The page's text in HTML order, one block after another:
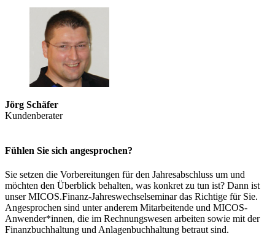
Jörg Schäfer
Kundenberater
Fühlen Sie sich angesprochen?
Sie setzen die Vorbereitungen für den Jahresabschluss um und
möchten den Überblick behalten, was konkret zu tun ist? Dann ist
unser MICOS.Finanz-Jahreswechselseminar das Richtige für Sie.
Angesprochen sind unter anderem Mitarbeitende und MICOS-
Anwender*innen, die im Rechnungswesen arbeiten sowie mit der
Finanzbuchhaltung und Anlagenbuchhaltung betraut sind.